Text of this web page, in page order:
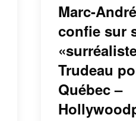
Marc-
confie sur
Trudeau
Québec –